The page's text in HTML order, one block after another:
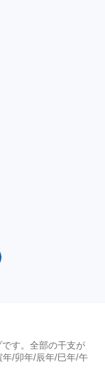
す。全部の干支が
年/卯年/辰年/巳年/午